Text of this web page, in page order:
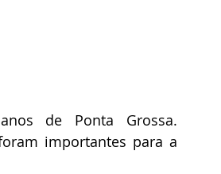
importantes para a